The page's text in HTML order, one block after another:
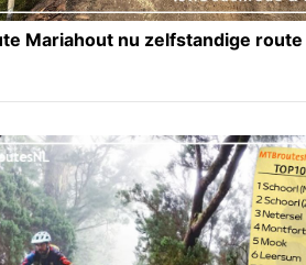
Mariahout nu zelfstandige